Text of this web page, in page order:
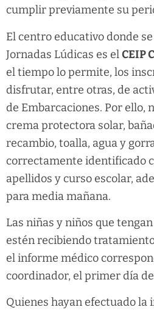
cumplir previamente su
El centro educativo donde
Jornadas Lúdicas es elCEIP
el tiempo lo permite, los
disfrutar, entre otras, de
de Embarcaciones. Por ello,
crema protectora solar,
recambio, toalla, agua y
correctamente identificado
apellidos y curso escolar,
para media mañana.
Las niñas y niños que
estén recibiendo
el informe médico
coordinador, el primer día
Quienes hayan efectuado la